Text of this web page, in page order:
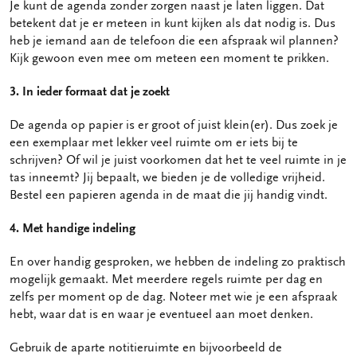
Je kunt de agenda zonder zorgen naast je laten liggen. Dat
betekent dat je er meteen in kunt kijken als dat nodig is. Dus
heb je iemand aan de telefoon die een afspraak wil plannen?
Kijk gewoon even mee om meteen een moment te prikken.
3. In ieder formaat dat je zoekt
De agenda op papier is er groot of juist klein(er). Dus zoek je
een exemplaar met lekker veel ruimte om er iets bij te
schrijven? Of wil je juist voorkomen dat het te veel ruimte in je
tas inneemt? Jij bepaalt, we bieden je de volledige vrijheid.
Bestel een papieren agenda in de maat die jij handig vindt.
4. Met handige indeling
En over handig gesproken, we hebben de indeling zo praktisch
mogelijk gemaakt. Met meerdere regels ruimte per dag en
zelfs per moment op de dag. Noteer met wie je een afspraak
hebt, waar dat is en waar je eventueel aan moet denken.
Gebruik de aparte notitieruimte en bijvoorbeeld de